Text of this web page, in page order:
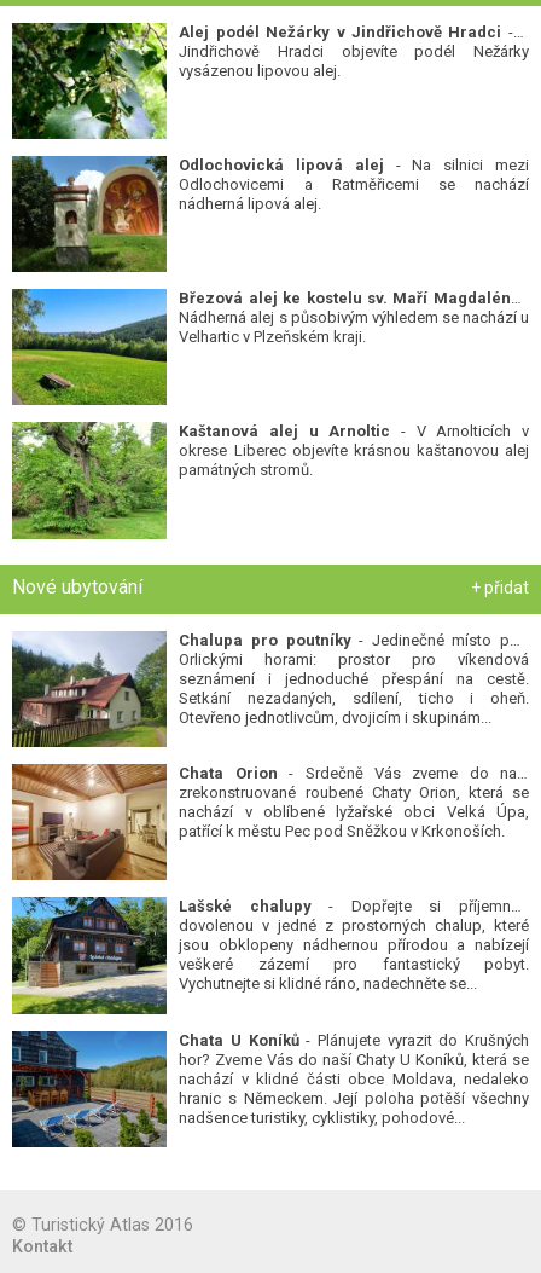
Alej podél Nežárky v Jindřichově Hradci - V
Jindřichově Hradci objevíte podél Nežárky
vysázenou lipovou alej.
Odlochovická lipová alej - Na silnici mezi
Odlochovicemi a Ratměřicemi se nachází
nádherná lipová alej.
Březová alej ke kostelu sv. Maří Magdalény-
Nádherná alej s působivým výhledem se nachází u
Velhartic v Plzeňském kraji.
Kaštanová alej u Arnoltic - V Arnolticích v
okrese Liberec objevíte krásnou kaštanovou alej
památných stromů.
Nové ubytování + přidat
Chalupa pro poutníky- Jedinečné místo pod
Orlickými horami: prostor pro víkendová
seznámení i jednoduché přespání na cestě.
Setkání nezadaných, sdílení, ticho i oheň.
Otevřeno jednotlivcům, dvojicím i skupinám...
Chata Orion - Srdečně Vás zveme do naší
zrekonstruované roubené Chaty Orion, která se
nachází v oblíbené lyžařské obci Velká Úpa,
patřící k městu Pec pod Sněžkou v Krkonoších.
Lašské chalupy- Dopřejte si příjemnou
dovolenou v jedné z prostorných chalup, které
jsou obklopeny nádhernou přírodou a nabízejí
veškeré zázemí pro fantastický pobyt.
Vychutnejte si klidné ráno, nadechněte se...
Chata U Koníků- Plánujete vyrazit do Krušných
hor? Zveme Vás do naší Chaty U Koníků, která se
nachází v klidné části obce Moldava, nedaleko
hranic s Německem. Její poloha potěší všechny
nadšence turistiky, cyklistiky, pohodové...
© Turistický Atlas 2016
Kontakt